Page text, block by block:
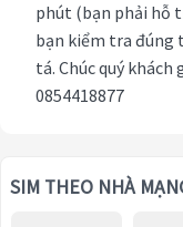
phút (bạn phải hỗ
bạn kiểm tra đúng
tá. Chúc quý
0854418877
SIM THEO NHÀ